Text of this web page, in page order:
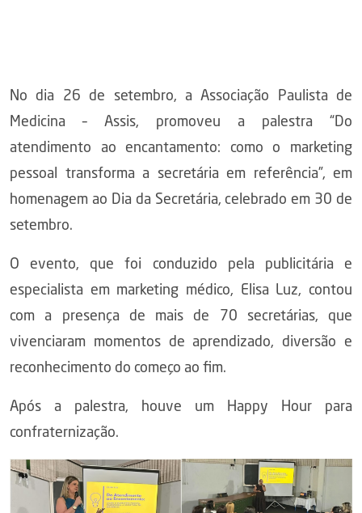
No dia 26 de setembro, a Associação Paulista de
Medicina – Assis, promoveu a palestra “Do
atendimento ao encantamento: como o marketing
pessoal transforma a secretária em referência”, em
homenagem ao Dia da Secretária, celebrado em 30 de
setembro.
O evento, que foi conduzido pela publicitária e
especialista em marketing médico, Elisa Luz, contou
com a presença de mais de 70 secretárias, que
vivenciaram momentos de aprendizado, diversão e
reconhecimento do começo ao fim.
Após a palestra, houve um Happy Hour para
confraternização.